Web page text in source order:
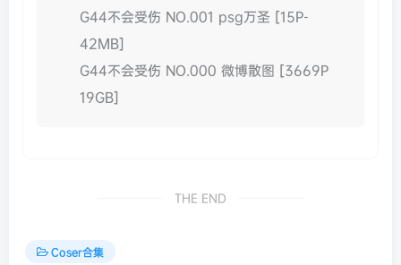
G44不会受伤 NO.001 psg万圣 [15P-
42MB]
G44不会受伤 NO.000 微博散图 [3669P
19GB]
THE END
Coser合集